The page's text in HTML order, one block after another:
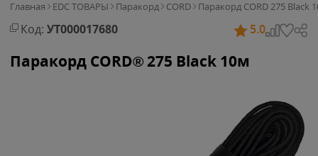
Главная EDC ТОВАРЫ Паракорд CORD Паракорд CORD 275 Black
Код: УТ000017680 5.0
Паракорд CORD® 275 Black 10м